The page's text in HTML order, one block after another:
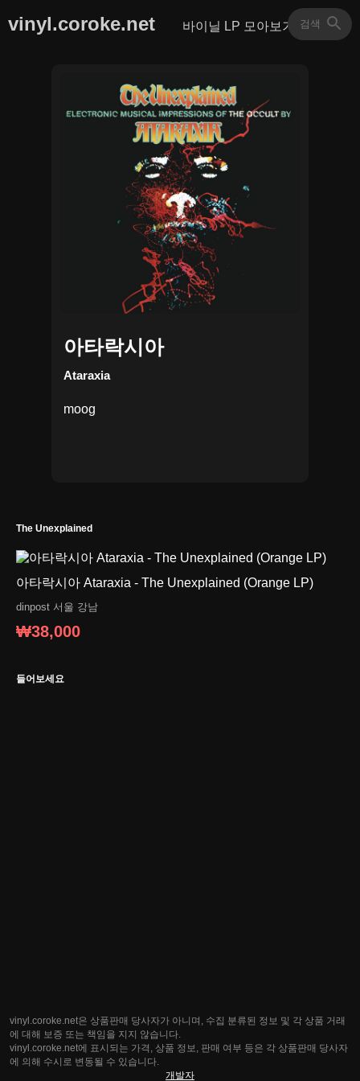
vinyl.coroke.net 바이닐 LP 모아보기
아타락시아
Ataraxia
moog
The Unexplained
아타락시아 Ataraxia - The Unexplained (Orange LP)
dinpost 서울 강남
₩38,000
들어보세요
vinyl.coroke.net은 상품판매 당사자가 아니며, 수집 분류된 정보 및 각 상품 거래
에 대해 보증 또는 책임을 지지 않습니다.
vinyl.coroke.net에 표시되는 가격, 상품 정보, 판매 여부 등은 각 상품판매 당사자
에 의해 수시로 변동될 수 있습니다.
개발자